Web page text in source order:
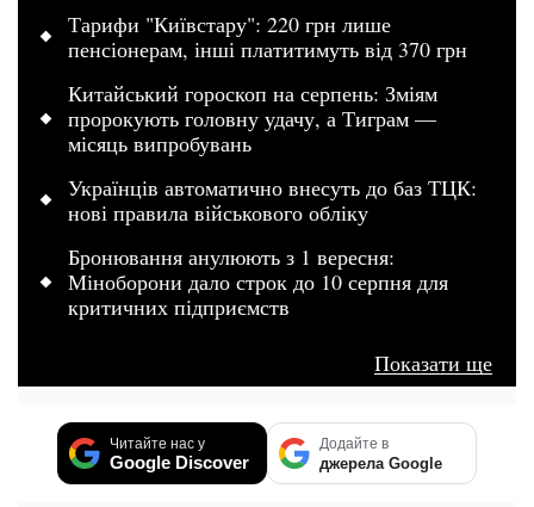
Тарифи "Київстару": 220 грн лише
пенсіонерам, інші платитимуть від 370 грн
Китайський гороскоп на серпень: Зміям
пророкують головну удачу, а Тиграм —
місяць випробувань
Українців автоматично внесуть до баз ТЦК:
нові правила військового обліку
Бронювання анулюють з 1 вересня:
Міноборони дало строк до 10 серпня для
критичних підприємств
Показати ще
Читайте нас у
Google Discover
Додайте в
джерела Google